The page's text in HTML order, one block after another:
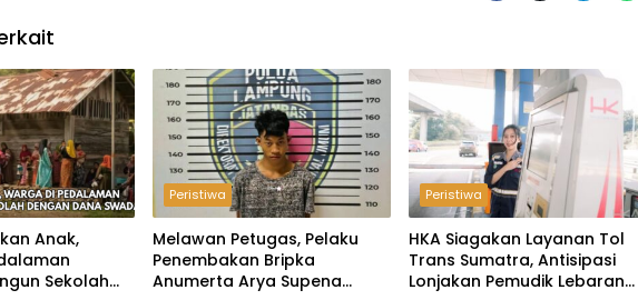
Anak,
Sekolah
Peristiwa
Melawan Petugas, Pelaku
Penembakan Bripka
Anumerta Arya Supena
Peristiwa
HKA Siagakan Layanan Tol
Trans Sumatra, Antisipasi
Lonjakan Pemudik Lebaran